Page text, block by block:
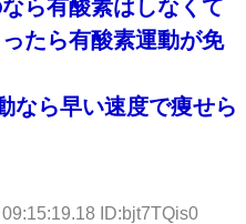
ら有酸素はしなくて
たら有酸素運動が免
なら早い速度で痩せら
ID:bjt7TQis0